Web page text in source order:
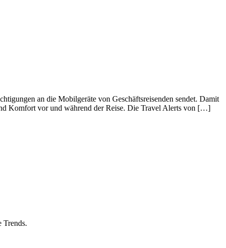
an die Mobilgeräte von Geschäftsreisenden sendet. Damit
Komfort vor und während der Reise. Die Travel Alerts von […]
Trends.